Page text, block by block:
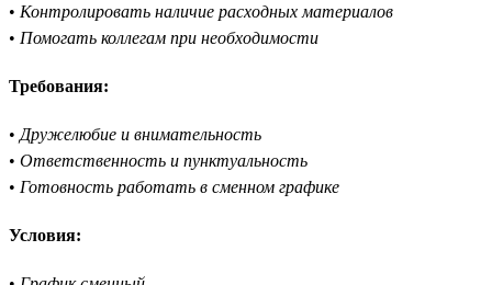
• Контролировать наличие расходных материалов
• Помогать коллегам при необходимости
Требования:
• Дружелюбие и внимательность
• Ответственность и пунктуальность
• Готовность работать в сменном графике
Условия: